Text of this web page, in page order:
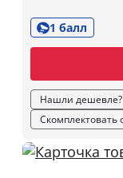
1 балл
Нашли дешевле?